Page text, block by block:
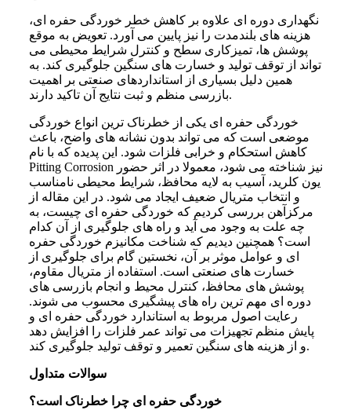
نگهداری دوره ای علاوه بر کاهش خطر خوردگی حفره ای،
هزینه های بلندمدت را نیز پایین می آورد. تعویض به موقع
پوشش ها، تمیزکاری سطح و کنترل شرایط محیطی می
تواند از توقف تولید و خسارت های سنگین جلوگیری کند. به
همین دلیل بسیاری از استانداردهای صنعتی بر اهمیت
بازرسی منظم و ثبت نتایج آن تاکید دارند.
خوردگی حفره ای یکی از خطرناک ترین انواع خوردگی
موضعی است که می تواند بدون نشانه های واضح، باعث
کاهش استحکام و خرابی فلزات شود. این پدیده که با نام
Pitting Corrosion نیز شناخته می شود، معمولا در اثر حضور
یون کلرید، آسیب به لایه محافظ، شرایط محیطی نامناسب
و انتخاب متریال ضعیف ایجاد می شود. در این مقاله از
مرکزآهن بررسی کردیم که خوردگی حفره ای چیست، به
چه علت به وجود می آید و راه های جلوگیری از آن کدام
است؟ همچنین دیدیم که شناخت مکانیزم خوردگی حفره
ای و عوامل موثر بر آن، نخستین گام برای جلوگیری از
خسارت های صنعتی است. استفاده از متریال مقاوم،
پوشش های محافظ، کنترل محیط و انجام بازرسی های
دوره ای مهم ترین راه های پیشگیری محسوب می شوند.
رعایت اصول مربوط به استاندارد خوردگی حفره ای و
پایش منظم تجهیزات می تواند عمر فلزات را افزایش دهد
و از هزینه های سنگین تعمیر و توقف تولید جلوگیری کند.
سوالات متداول
خوردگی حفره ای چرا خطرناک است؟